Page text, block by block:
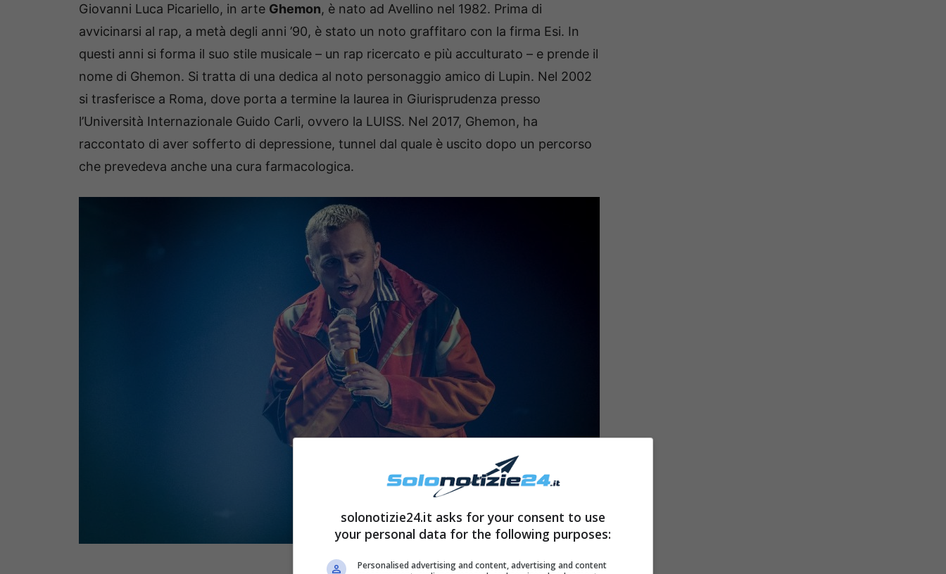
Giovanni Luca Picariello, in arte Ghemon, è nato ad Avellino nel 1982. Prima di
avvicinarsi al rap, a metà degli anni ’90, è stato un noto graffitaro con la firma Esi. In
questi anni si forma il suo stile musicale – un rap ricercato e più acculturato – e prende il
nome di Ghemon. Si tratta di una dedica al noto personaggio amico di Lupin. Nel 2002
si trasferisce a Roma, dove porta a termine la laurea in Giurisprudenza presso
l’Università Internazionale Guido Carli, ovvero la LUISS. Nel 2017, Ghemon, ha
raccontato di aver sofferto di depressione, tunnel dal quale è uscito dopo un percorso
che prevedeva anche una cura farmacologica.
solonotizie24.it asks for your consent to use
your personal data for the following purposes:
Personalised advertising and content, advertising and content